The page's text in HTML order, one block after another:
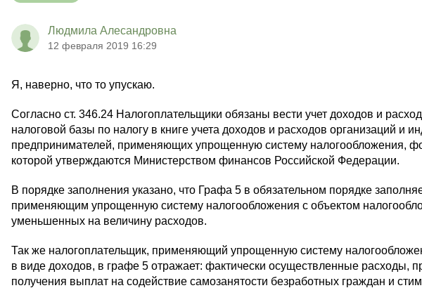
Людмила Алесандровна
12 февраля 2019 16:29
Я, наверно, что то упускаю.
Согласно ст. 346.24 Налогоплательщики обязаны вести учет доходов и
налоговой базы по налогу в книге учета доходов и расходов организаций и
предпринимателей, применяющих упрощенную систему налогообложения,
которой утверждаются Министерством финансов Российской Федерации.
В порядке заполнения указано, что Графа 5 в обязательном порядке
применяющим упрощенную систему налогообложения с объектом
уменьшенных на величину расходов.
Так же налогоплательщик, применяющий упрощенную систему
в виде доходов, в графе 5 отражает: фактически осуществленные расходы,
получения выплат на содействие самозанятости безработных граждан и